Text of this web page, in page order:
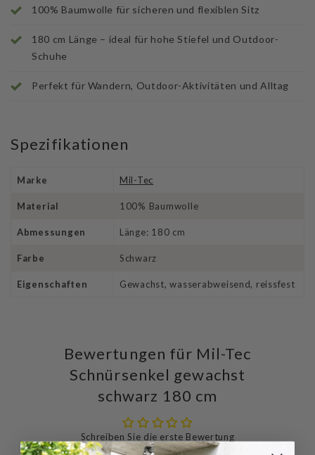
100% Baumwolle für sicheren und flexiblen Sitz
180 cm Länge – ideal für hohe Stiefel und Outdoor-
Schuhe
Perfekt für Wandern, Outdoor-Aktivitäten und Alltag
Spezifikationen
Marke Mil-Tec
Material 100% Baumwolle
Abmessungen Länge: 180 cm
Farbe Schwarz
Eigenschaften Gewachst, wasserabweisend, reissfest
Bewertungen für Mil-Tec
Schnürsenkel gewachst
schwarz 180 cm
Schreiben Sie die erste Bewertung